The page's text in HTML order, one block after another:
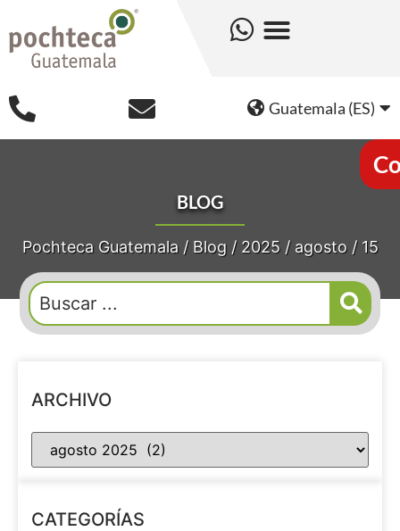
Guatemala (ES)
BLOG
Pochteca Guatemala/ Blog/ 2025/ agosto/ 15
ARCHIVO
CATEGORÍAS